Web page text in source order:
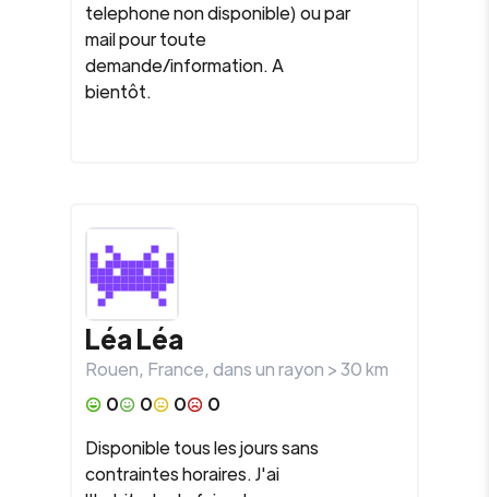
telephone non disponible) ou par
mail pour toute
demande/information. A
bientôt.
Léa Léa
Rouen, France, dans un rayon >30km
0
0 0
0
Disponible tous les jours sans
contraintes horaires. J'ai